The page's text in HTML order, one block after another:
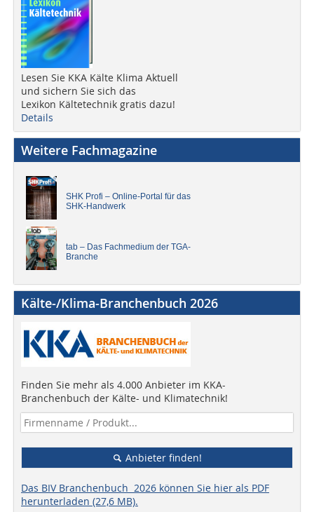
Lesen Sie KKA Kälte Klima Aktuell
und sichern Sie sich das
Lexikon Kältetechnik gratis dazu!
Details
Weitere Fachmagazine
SHK Profi – Online-Portal für das
SHK-Handwerk
tab – Das Fachmedium der TGA-
Branche
Kälte-/Klima-Branchenbuch 2026
Finden Sie mehr als 4.000 Anbieter im KKA-
Branchenbuch der Kälte- und Klimatechnik!
Anbieter finden!
Das BIV Branchenbuch 2026 können Sie hier als PDF
herunterladen (27,6 MB).